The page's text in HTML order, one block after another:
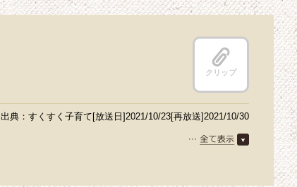
クリップ
出典：すくすく子育て[放送日]2021/10/23[再放送]2021/10/30